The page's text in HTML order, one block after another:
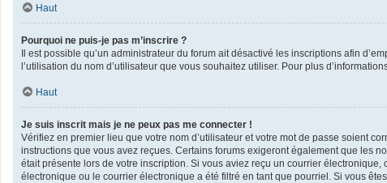
Haut
Pourquoi ne puis-je pas m’inscrire ?
Il est possible qu’un administrateur du forum ait désactivé les inscriptions afin
l’utilisation du nom d’utilisateur que vous souhaitez utiliser. Pour plus
Haut
Je suis inscrit mais je ne peux pas me connecter !
Vérifiez en premier lieu que votre nom d’utilisateur et votre mot de passe soient
instructions que vous avez reçues. Certains forums exigeront également que les
était présente lors de votre inscription. Si vous aviez reçu un courrier
électronique ou le courrier électronique a été filtré en tant que pourriel. Si vous